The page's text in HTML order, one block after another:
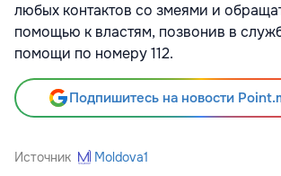
любых контактов со змеями и
помощью к властям, позвонив в
помощи по номеру 112.
Подпишитесь на новости
Источник Moldova1